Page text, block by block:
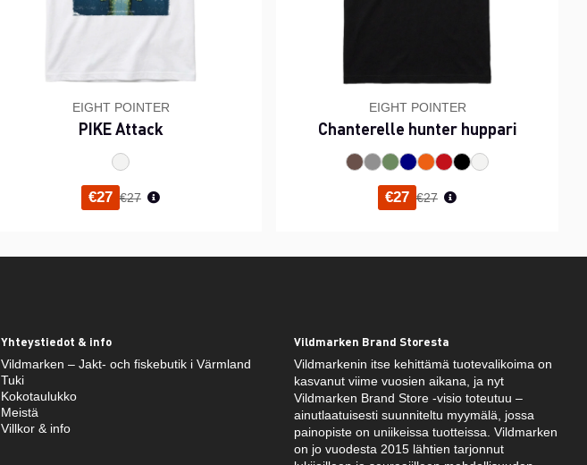
EIGHT POINTER
PIKE Attack
€27 Normaali hinta
€27
EIGHT POINTER
Chanterelle hunter huppari
€27 Normaali hinta
€27
Yhteystiedot & info
Vildmarken – Jakt- och fiskebutik i Värmland
Tuki
Kokotaulukko
Meistä
Villkor & info
Vildmarken Brand Storesta
Vildmarkenin itse kehittämä tuotevalikoima on
kasvanut viime vuosien aikana, ja nyt
Vildmarken Brand Store -visio toteutuu –
ainutlaatuisesti suunniteltu myymälä, jossa
painopiste on uniikeissa tuotteissa. Vildmarken
on jo vuodesta 2015 lähtien tarjonnut